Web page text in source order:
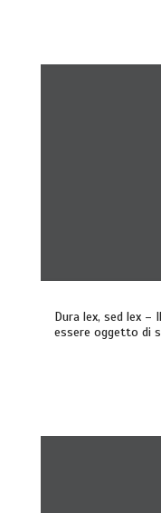
Dura lex, sed lex –
essere oggetto di